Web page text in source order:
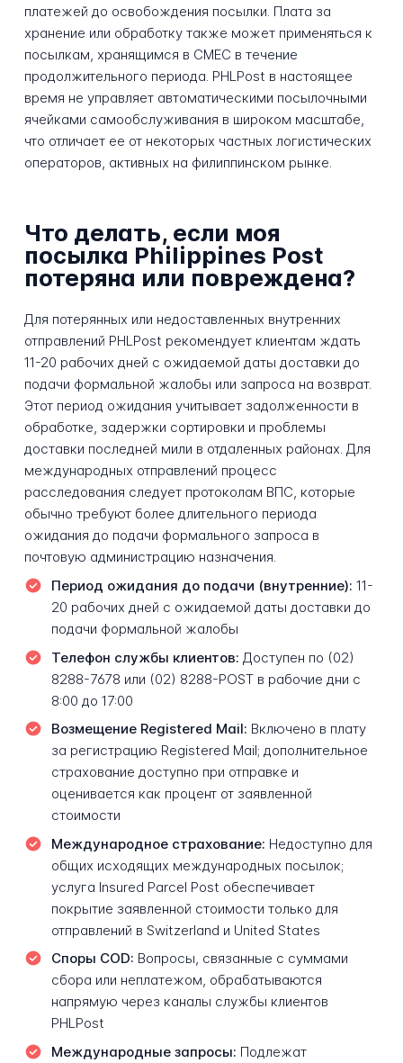
платежей до освобождения посылки. Плата за
хранение или обработку также может применяться к
посылкам, хранящимся в CMEC в течение
продолжительного периода. PHLPost в настоящее
время не управляет автоматическими посылочными
ячейками самообслуживания в широком масштабе,
что отличает ее от некоторых частных логистических
операторов, активных на филиппинском рынке.
Что делать, если моя
посылка Philippines Post
потеряна или повреждена?
Для потерянных или недоставленных внутренних
отправлений PHLPost рекомендует клиентам ждать
11-20 рабочих дней с ожидаемой даты доставки до
подачи формальной жалобы или запроса на возврат.
Этот период ожидания учитывает задолженности в
обработке, задержки сортировки и проблемы
доставки последней мили в отдаленных районах. Для
международных отправлений процесс
расследования следует протоколам ВПС, которые
обычно требуют более длительного периода
ожидания до подачи формального запроса в
почтовую администрацию назначения.
Период ожидания до подачи (внутренние): 11-
20 рабочих дней с ожидаемой даты доставки до
подачи формальной жалобы
Телефон службы клиентов: Доступен по (02)
8288-7678 или (02) 8288-POST в рабочие дни с
8:00 до 17:00
Возмещение Registered Mail: Включено в плату
за регистрацию Registered Mail; дополнительное
страхование доступно при отправке и
оценивается как процент от заявленной
стоимости
Международное страхование: Недоступно для
общих исходящих международных посылок;
услуга Insured Parcel Post обеспечивает
покрытие заявленной стоимости только для
отправлений в Switzerland и United States
Споры COD: Вопросы, связанные с суммами
сбора или неплатежом, обрабатываются
напрямую через каналы службы клиентов
PHLPost
Международные запросы: Подлежат